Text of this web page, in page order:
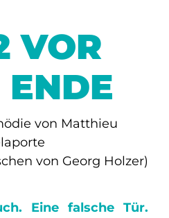
VOR
von Matthieu
von Georg Holzer)
Eine falsche Tür.